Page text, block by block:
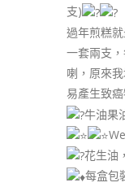
支)
過年煎糕
一套兩支
喇，原來
易產生致
牛油果
花生油
每盒包